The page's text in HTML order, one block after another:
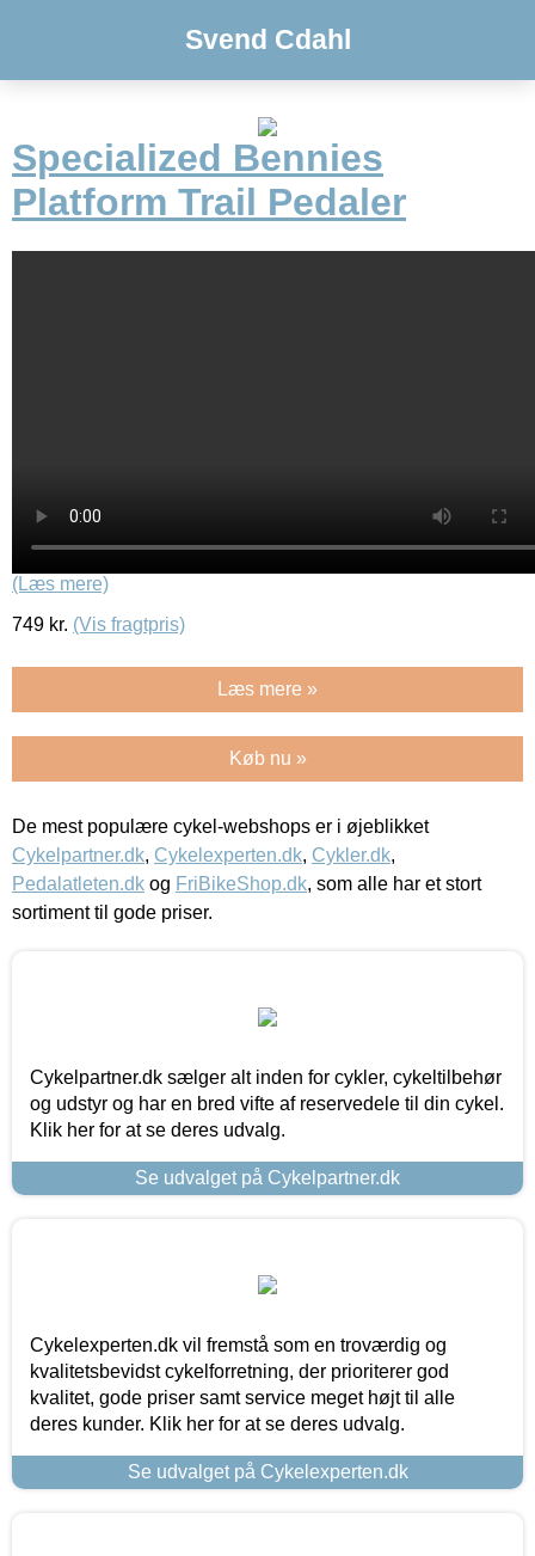
Svend Cdahl
Specialized Bennies
Platform Trail Pedaler
(Læs mere)
749 kr. (Vis fragtpris)
Læs mere »
Køb nu »
De mest populære cykel-webshops er i øjeblikket
Cykelpartner.dk, Cykelexperten.dk, Cykler.dk,
Pedalatleten.dk og FriBikeShop.dk, som alle har et stort
sortiment til gode priser.
Cykelpartner.dk sælger alt inden for cykler, cykeltilbehør
og udstyr og har en bred vifte af reservedele til din cykel.
Klik her for at se deres udvalg.
Se udvalget på Cykelpartner.dk
Cykelexperten.dk vil fremstå som en troværdig og
kvalitetsbevidst cykelforretning, der prioriterer god
kvalitet, gode priser samt service meget højt til alle
deres kunder. Klik her for at se deres udvalg.
Se udvalget på Cykelexperten.dk